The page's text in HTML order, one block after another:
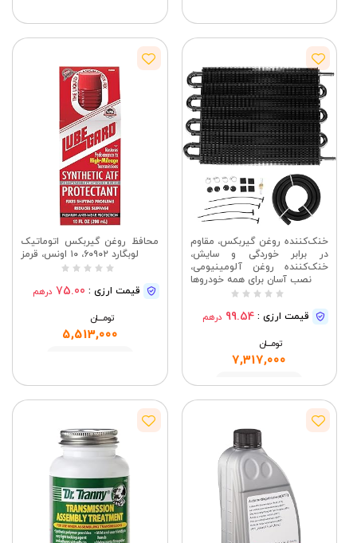
خنک‌کننده روغن گیربکس، مقاوم
در برابر خوردگی و سایش،
خنک‌کننده روغن آلومینیومی،
نصب آسان برای همه خودروها
قیمت ارزی : 99.54 درهم
تومــــــان
7,317,000
مشاهده
محافظ روغن گیربکس اتوماتیک
لوبگارد ۶۰۹۰۲، ۱۰ اونس، قرمز
قیمت ارزی : 75.00 درهم
تومــــــان
5,513,000